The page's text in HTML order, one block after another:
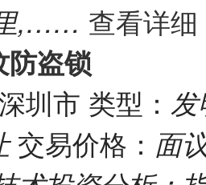
,…… 查看详
防盗锁
圳市 类型： 发
交易价格： 面